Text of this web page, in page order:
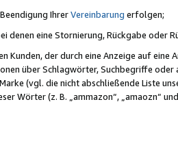
IhrerVereinbarung erfolgen;
denen eine Stornierung, Rückgabe oder
Kunden, der durch eine Anzeige auf
über Schlagwörter, Suchbegriffe
(vgl. die nicht abschließende Liste
Wörter (z. B. „ammazon“, „amaozn“